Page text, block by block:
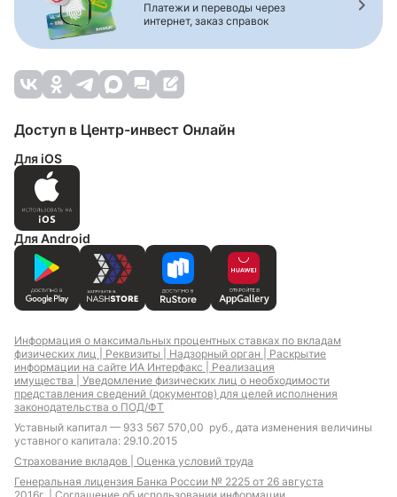
Платежи и переводы через
интернет, заказ справок
Доступ в Центр-инвест Онлайн
Для iOS
Для Android
Информация о максимальных процентных ставках по вкладам
физических лиц | Реквизиты | Надзорный орган | Раскрытие
информации на сайте ИА Интерфакс | Реализация
имущества | Уведомление физических лиц о необходимости
представления сведений (документов) для целей исполнения
законодательства о ПОД/ФТ
Уставный капитал — 933 567 570,00 руб., дата изменения величины
уставного капитала: 29.10.2015
Страхование вкладов | Оценка условий труда
Генеральная лицензия Банка России № 2225 от 26 августа